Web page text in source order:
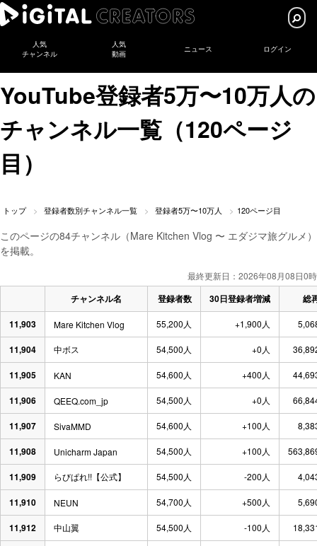
人気
チャンネル
人気
動画
ニュース ログイン
YouTube登録者5万〜10万人の
チャンネル一覧（120ページ
目）
トップ 登録者数別チャンネル一覧 登録者5万〜10万人 120ページ目
このページの84チャンネル（Mare Kitchen Vlog 〜 エダジマ旅グルメ）
を掲載。
最終更新日：2026年08月08日0時
チャンネル名 登録者数 30日登録者増減
総
11,903
Mare Kitchen Vlog 55,200人 +1,900人
11,904 中ボス 54,500人 +0人
11,905 KAN 54,600人 +400人
11,906 QEEQ.com_jp 54,500人 +0人
11,907 SivaMMD 54,600人 +100人
11,908 Unicharm Japan 54,500人 +100人
11,909 らびぱれ!!【公式】 54,500人 -200人
11,910 NEUN 54,700人 +500人
11,912 中山翼 54,500人 -100人